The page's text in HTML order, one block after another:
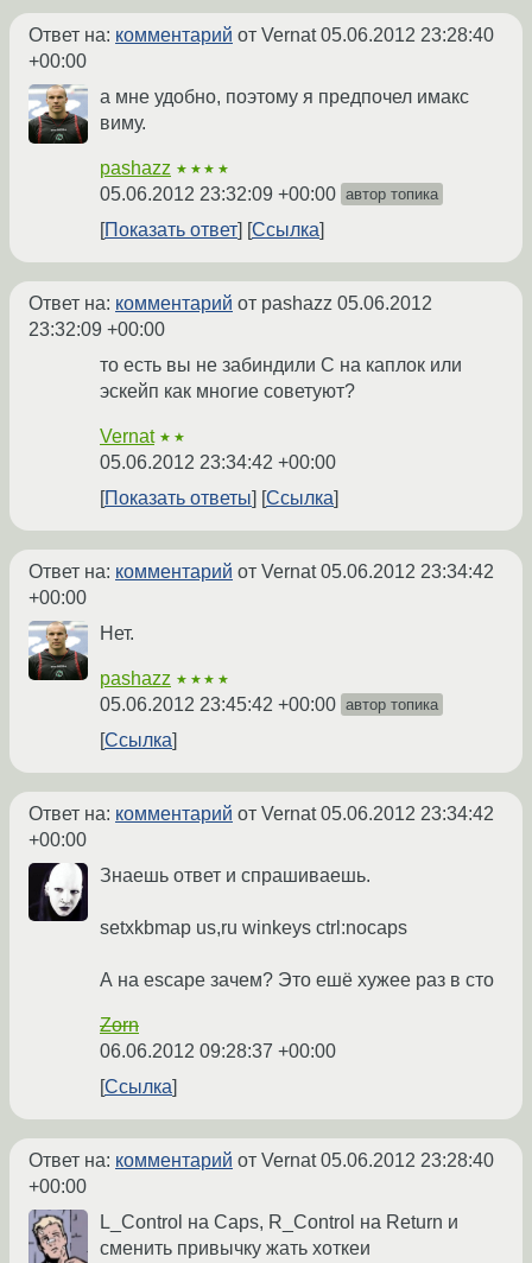
Ответ на: комментарий от Vernat05.06.2012 23:28:40
+00:00
а мне удобно, поэтому я предпочел имакс
виму.
pashazz ★★★★
05.06.2012 23:32:09 +00:00 автор топика
Показать ответ Ссылка
Ответ на: комментарий от pashazz 05.06.2012
23:32:09 +00:00
то есть вы не забиндили С на каплок или
эскейп как многие советуют?
Vernat ★★
05.06.2012 23:34:42 +00:00
Показать ответы
Ссылка
Ответ на: комментарий от Vernat05.06.2012 23:34:42
+00:00
Нет.
pashazz ★★★★
05.06.2012 23:45:42 +00:00 автор топика
Ссылка
Ответ на: комментарий от Vernat05.06.2012 23:34:42
+00:00
Знаешь ответ и спрашиваешь.
setxkbmap us,ru winkeys ctrl:nocaps
А на escape зачем? Это ешё хужее раз в сто
Zorn
06.06.2012 09:28:37 +00:00
Ссылка
Ответ на: комментарий от Vernat05.06.2012 23:28:40
+00:00
L_Control на Caps, R_Control на Return и
сменить привычку жать хоткеи